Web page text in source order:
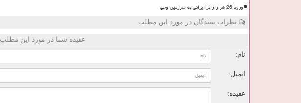
ورود 26 هزار زائر ایرانی به سرزمین وحی
نظرات بینندگان در مورد این مطلب
عقیده شما در مورد این مطلب
نام:
ایمیل:
عقیده: